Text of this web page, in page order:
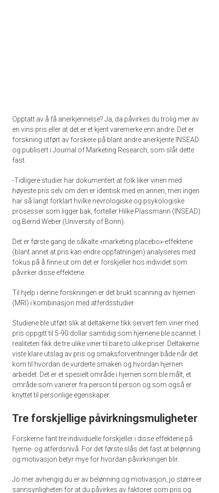
Opptatt av å få anerkjennelse? Ja, da påvirkes du trolig mer av
en vins pris eller at det er et kjent varemerke enn andre. Det er
forskning utført av forskere på blant andre anerkjente INSEAD
og publisert i Journal of Marketing Research, som slår dette
fast.
-Tidligere studier har dokumentert at folk liker vinen med
høyeste pris selv om den er identisk med en annen, men ingen
har så langt forklart hvilke nevrologiske og psykologiske
prosesser som ligger bak, forteller Hilke Plassmann (INSEAD)
og Bernd Weber (University of Bonn).
Det er første gang de såkalte «marketing placebo»-effektene
(blant annet at pris kan endre oppfatningen) analyseres med
fokus på å finne ut om det er forskjeller hos individet som
påvirker disse effektene.
Til hjelp i denne forskningen er det brukt scanning av hjernen
(MRI) i kombinasjon med atferdsstudier.
Studiene ble utført slik at deltakerne fikk servert fem viner med
pris oppgitt til 5-90 dollar samtidig som hjernene ble scannet. I
realiteten fikk de tre ulike viner til bare to ulike priser. Deltakerne
viste klare utslag av pris og smaksforventninger både når det
kom til hvordan de vurderte smaken og hvordan hjernen
arbeidet. Det er et spesielt område i hjernen som ble målt, et
område som varierer fra person til person og som også er
knyttet til personlige egenskaper.
Tre forskjellige påvirkningsmuligheter
Forskerne fant tre individuelle forskjeller i disse effektene på
hjerne- og atferdsnivå. For det første slås det fast at belønning
og motivasjon betyr mye for hvordan påvirkningen blir.
Jo mer avhengig du er av belønning og motivasjon, jo større er
sannsynligheten for at du påvirkes av faktorer som pris og